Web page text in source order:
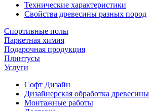
Технические характеристики
Свойства древесины разных пород
Спортивные полы
Паркетная химия
Подарочная продукция
Плинтусы
Услуги
Софт Дизайн
Дизайнерская обработка древесины
Монтажные работы